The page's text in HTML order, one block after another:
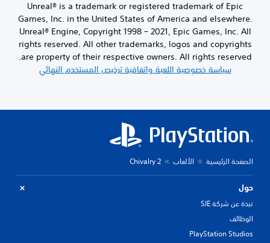
Unreal® is a trademark or registered trademark of Epic
Games, Inc. in the United States of America and elsewhere.
Unreal® Engine, Copyright 1998 – 2021, Epic Games, Inc. All
rights reserved. All other trademarks, logos and copyrights
are property of their respective owners. All rights reserved.
سياسة خصوصية اللعبة واتفاقية ترخيص المستخدم النهائي
الصفحة الرئيسية الألعاب Chivalry 2
حول
نبذة عن شركة SIE
الوظائف
PlayStation Studios